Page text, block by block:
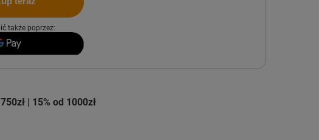
także poprzez:
| 15% od 1000zł